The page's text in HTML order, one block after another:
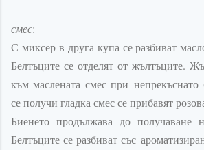
смес:
С миксер в друга купа се разбиват
Белтъците се отделят от жълтъците.
към маслената смес при непрекъснато
се получи гладка смес се прибавят
Биенето продължава до получаване
Белтъците се разбиват със